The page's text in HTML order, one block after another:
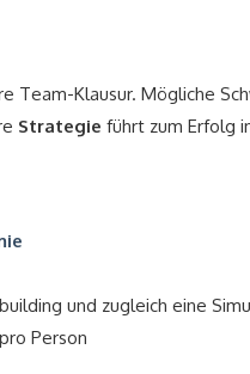
Team-Klausur. Mögliche
Strategie führt zum Erfolg
und zugleich eine
Person